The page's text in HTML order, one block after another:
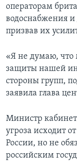
операторам
водоснабжения и
призвав их
«Я не думаю, что
защиты нашей
стороны групп,
заявила глава
Министр
угроза исходит
России, но не
российским